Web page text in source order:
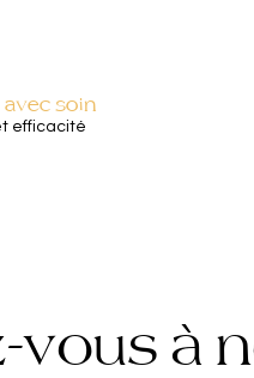
soin
efficacité
à